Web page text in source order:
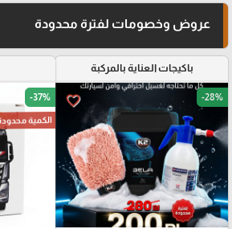
عروض وخصومات لفترة محدودة
باكيجات العناية بالمركبة
favorite_border -28%
-37%
الكمية